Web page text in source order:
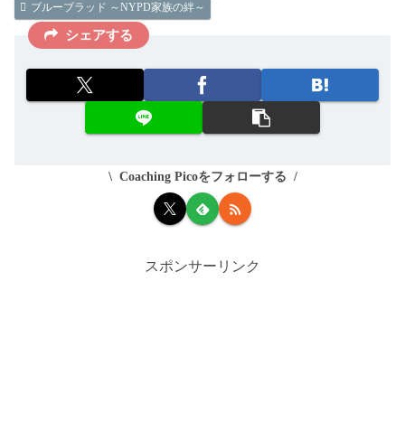
ブルーブラッド ～NYPD家族の絆～
シェアする
Coaching Picoをフォローする
スポンサーリンク